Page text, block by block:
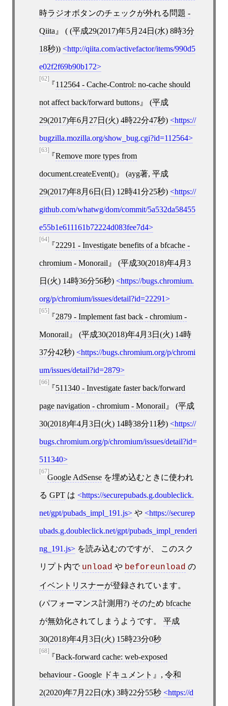
時ラジオボタンのチェックが外れる問題 -
Qiita ( (平成29(2017)年5月24日(水) 8時3分
18秒)) http://qiita.com/activefactor/items/990d5
e02f2f69b90b172
[62]
112564 - Cache-Control: no-cache should
not affect back/forward buttons (平成
29(2017)年6月27日(火) 4時22分47秒) https://
bugzilla.mozilla.org/show_bug.cgi?id=112564
[63]
Remove more types from
document.createEvent() (ayg著, 平成
29(2017)年8月6日(日) 12時41分25秒) https://
github.com/whatwg/dom/commit/5a532da58455
e55b1e611161b72224d083fee7d4
[64]
22291 - Investigate benefits of a bfcache -
chromium - Monorail (平成30(2018)年4月3
日(火) 14時36分56秒) https://bugs.chromium.
org/p/chromium/issues/detail?id=22291
[65]
2879 - Implement fast back - chromium -
Monorail (平成30(2018)年4月3日(火) 14時
37分42秒) https://bugs.chromium.org/p/chromi
um/issues/detail?id=2879
[66]
511340 - Investigate faster back/forward
page navigation - chromium - Monorail (平成
30(2018)年4月3日(火) 14時38分11秒) https://
bugs.chromium.org/p/chromium/issues/detail?id=
511340
[67]
Google AdSenseを埋め込むときに使われ
る GPTは https://securepubads.g.doubleclick.
net/gpt/pubads_impl_191.js や https://securep
ubads.g.doubleclick.net/gpt/pubads_impl_renderi
ng_191.js を読み込むのですが、 このスク
リプト内で unload や beforeunload の
イベントリスナーが登録されています。
(パフォーマンス計測用?) そのため bfcache
が無効化されてしまうようです。 平成
30(2018)年4月3日(火) 15時23分0秒
[68]
Back-forward cache: web-exposed
behaviour - Google ドキュメント , 令和
2(2020)年7月22日(水) 3時22分55秒 https://d